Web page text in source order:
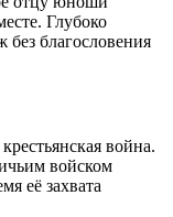
Глубоко
благословения
война.
войском
её захвата